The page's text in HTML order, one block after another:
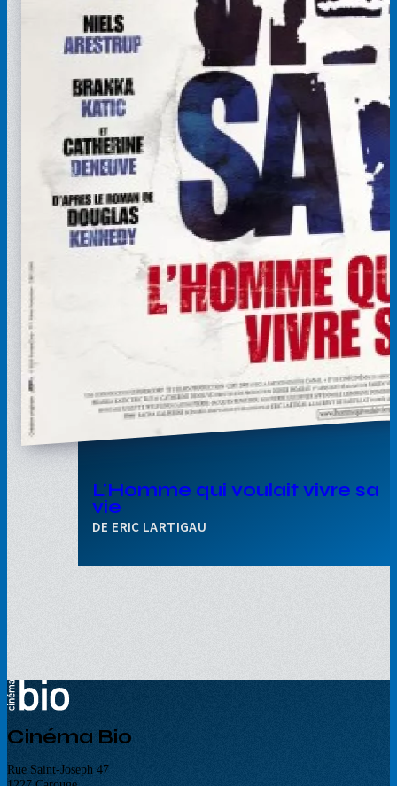
L'Homme qui voulait vivre sa
vie
ERIC LARTIGAU
Cinéma Bio
Rue Saint-Joseph 47